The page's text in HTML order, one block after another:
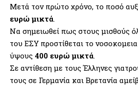
Μετά τον πρώτο χρόνο, το ποσό
ευρώ μικτά.
Να σημειωθεί πως στους μισθούς
του ΕΣΥ προστίθεται το
ύψους 400 ευρώ μικτά.
Σε αντίθεση με τους Έλληνες
τους σε Γερμανία και Βρετανία